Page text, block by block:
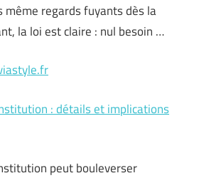
même regards fuyants dès la
la loi est claire : nul besoin …
: détails et implications
peut bouleverser